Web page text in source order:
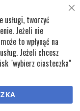
Progress
usługi, tworzyć
Jeżeli nie
to wpłynąć na
Jeżeli chcesz
"wybierz ciasteczka"